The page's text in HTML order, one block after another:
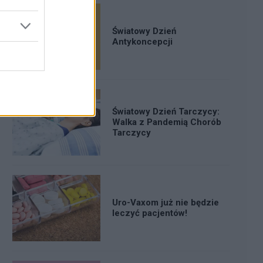
Światowy Dzień
Antykoncepcji
Światowy Dzień Tarczycy:
Walka z Pandemią Chorób
Tarczycy
Uro-Vaxom już nie będzie
leczyć pacjentów!